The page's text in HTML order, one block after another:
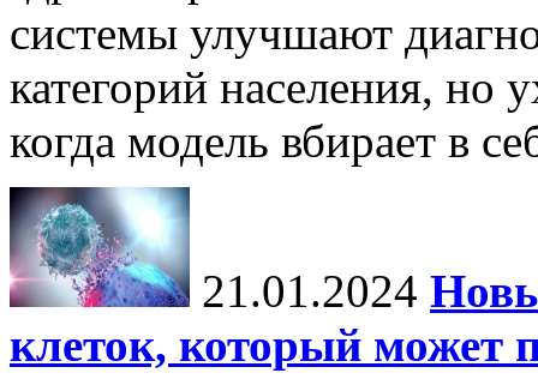
системы улучшают
категорий населения, но
когда модель вбирает в
21.01.2024
клеток, который может